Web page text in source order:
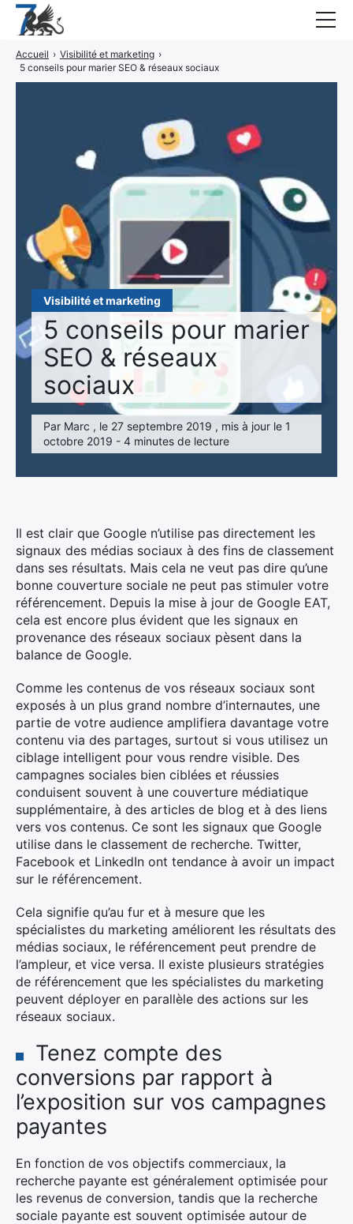
Visibilité et marketing
5 conseils pour marier
SEO & réseaux
sociaux
Par Marc , le 27 septembre 2019 , mis à jour le 1
octobre 2019 - 4 minutes de lecture
Accueil › Visibilité et marketing ›
5 conseils pour marier SEO & réseaux sociaux
Il est clair que Google n’utilise pas directement les
signaux des médias sociaux à des fins de classement
dans ses résultats. Mais cela ne veut pas dire qu’une
bonne couverture sociale ne peut pas stimuler votre
référencement. Depuis la mise à jour de Google EAT,
cela est encore plus évident que les signaux en
provenance des réseaux sociaux pèsent dans la
balance de Google.
Comme les contenus de vos réseaux sociaux sont
exposés à un plus grand nombre d’internautes, une
partie de votre audience amplifiera davantage votre
contenu via des partages, surtout si vous utilisez un
ciblage intelligent pour vous rendre visible. Des
campagnes sociales bien ciblées et réussies
conduisent souvent à une couverture médiatique
supplémentaire, à des articles de blog et à des liens
vers vos contenus. Ce sont les signaux que Google
utilise dans le classement de recherche. Twitter,
Facebook et LinkedIn ont tendance à avoir un impact
sur le référencement.
Cela signifie qu’au fur et à mesure que les
spécialistes du marketing améliorent les résultats des
médias sociaux, le référencement peut prendre de
l’ampleur, et vice versa. Il existe plusieurs stratégies
de référencement que les spécialistes du marketing
peuvent déployer en parallèle des actions sur les
réseaux sociaux.
Tenez compte des
conversions par rapport à
l’exposition sur vos campagnes
payantes
En fonction de vos objectifs commerciaux, la
recherche payante est généralement optimisée pour
les revenus de conversion, tandis que la recherche
sociale payante est souvent optimisée autour de
Guides
CONTACT
Élément
de
menu
Élément
menu